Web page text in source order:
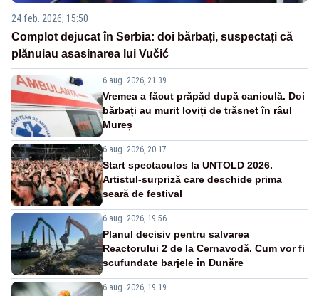
24 feb. 2026, 15:50
Complot dejucat în Serbia: doi bărbați, suspectați că
plănuiau asasinarea lui Vučić
6 aug. 2026, 21:39
Vremea a făcut prăpăd după caniculă. Doi
bărbați au murit loviți de trăsnet în râul
Mureș
6 aug. 2026, 20:17
Start spectaculos la UNTOLD 2026.
Artistul-surpriză care deschide prima
seară de festival
6 aug. 2026, 19:56
Planul decisiv pentru salvarea
Reactorului 2 de la Cernavodă. Cum vor fi
scufundate barjele în Dunăre
6 aug. 2026, 19:19